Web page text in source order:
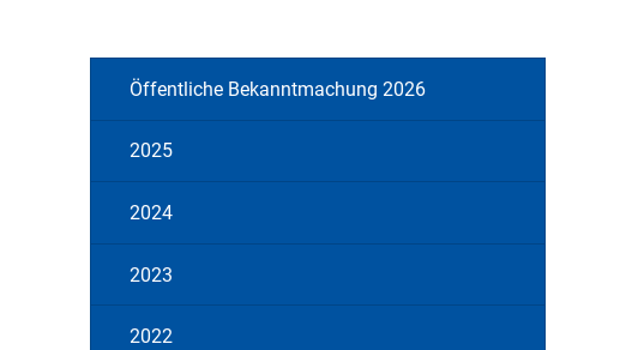
Öffentliche Bekanntmachung 2026
2025
2024
2023
2022